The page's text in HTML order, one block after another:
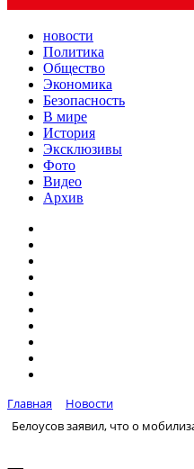
новости
Политика
Общество
Экономика
Безопасность
В мире
История
Эксклюзивы
Фото
Видео
Архив
Главная
Новости
Белоусов заявил, что о